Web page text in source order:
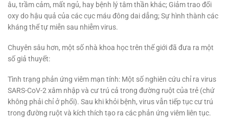
âu, trầm cảm, mất ngủ, hay bệnh lý tâm thần khác; Giảm trao đổi
oxy do hậu quả của các cục máu đông dai dẳng; Sự hình thành các
kháng thể tự miễn sau nhiễm virus.
Chuyên sâu hơn, một số nhà khoa học trên thế giới đã đưa ra một
số giả thuyết:
Tình trạng phản ứng viêm mạn tính: Một số nghiên cứu chỉ ra virus
SARS-CoV-2 xâm nhập và cư trú cả trong đường ruột của trẻ (chứ
không phải chỉ ở phổi). Sau khi khỏi bệnh, virus vẫn tiếp tục cư trú
trong đường ruột và kích thích tạo ra các phản ứng viêm liên tục.